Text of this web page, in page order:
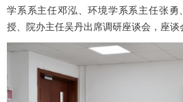
学系系主任邓泓、环境学系系主任张勇
授、院办主任吴丹出席调研座谈会，座谈